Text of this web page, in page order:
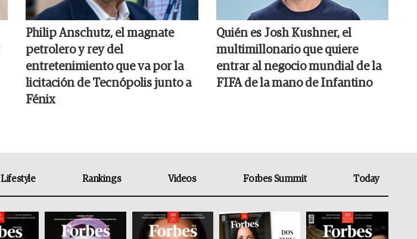
Philip Anschutz, el magnate
petrolero y rey del
entretenimiento que va por la
licitación de Tecnópolis junto a
Fénix
Quién es Josh Kushner, el
multimillonario que quiere
entrar al negocio mundial de la
FIFA de la mano de Infantino
Lifestyle Rankings Videos Forbes Summit Today